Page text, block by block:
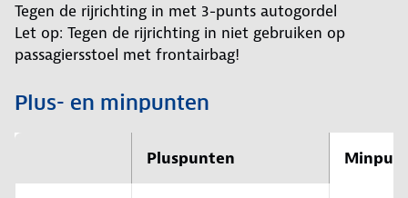
Tegen de rijrichting in met 3-punts autogordel
Let op: Tegen de rijrichting in niet gebruiken op
passagiersstoel met frontairbag!
Plus- en minpunten
Pluspunten